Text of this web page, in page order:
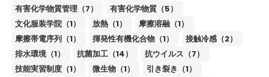
有害化学物質管理（7）
有害化学物質（5）
文化服装学院（1）
放熱（1）
摩擦溶融（1）
摩擦帯電序列（1）
揮発性有機化合物（1）
接触冷感（2）
排水環境（1）
抗菌加工（14）
抗ウイルス（7）
技能実習制度（1）
微生物（1）
引き裂き（1）